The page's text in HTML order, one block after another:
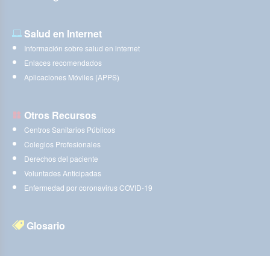
Salud en Internet
Información sobre salud en internet
Enlaces recomendados
Aplicaciones Móviles (APPS)
Otros Recursos
Centros Sanitarios Públicos
Colegios Profesionales
Derechos del paciente
Voluntades Anticipadas
Enfermedad por coronavirus COVID-19
Glosario